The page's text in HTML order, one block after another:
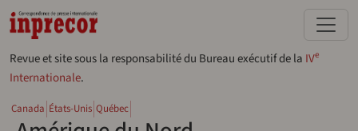
Aller au contenu principal
Revue et site sous la responsabilité du Bureau exécutif de la IVe
Internationale.
Canada États-Unis Québec